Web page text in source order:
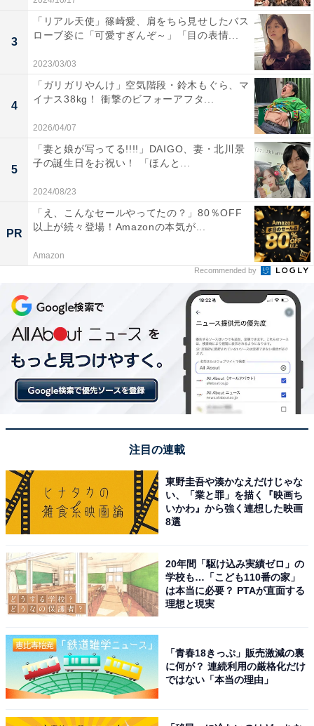
3
「リアル天使」篠崎愛、肩をちら見せしたバス
ローブ姿に「可愛すぎんぞ～」「目の表情...
2023/03/03
4
「ガリガリやんけ」空気階段・鈴木もぐら、マ
イナス38kg！ 衝撃のビフォーアフタ...
2026/04/07
5
「妻と娘が写ってる!!!!」DAIGO、妻・北川景
子の誕生日をお祝い！ 「ほんと...
2024/08/23
PR
「え、こんなセールやってたの？」80％OFF
以上が続々登場！Amazonの本気が...
Amazon
Recommended by
注目の連載
東野圭吾や湊かなえだけじゃな
い、「業と罪」を描く『映画ち
いかわ』から強く連想した映画
8選
20年間「駆け込み実績ゼロ」の
学校も…「こども110番の家」
は本当に必要？ PTAが直面する
理想と現実
「青春18きっぷ」販売激減の裏
に何が？ 連続利用の厳格化だけ
ではない「本当の理由」